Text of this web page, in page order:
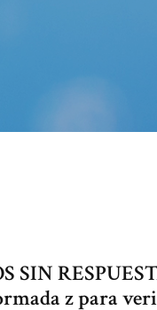
SIN
z para